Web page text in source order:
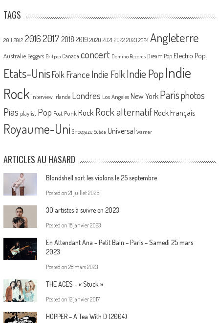
TAGS
2011 2012 20162017 2018 2019 2020 2021 2022 2023 2024 Angleterre
Australie Beggars Britpop Canada concert Domino Records Dream Pop Electro Pop
Etats-UnisFolk France Indie Folk Indie PopIndie
Rock interview Irlande Londres Los Angeles New York Parisphotos
Pias playlist Pop Post Punk Rock Rock alternatif Rock Français
Royaume-Uni Shoegaze Suède Universal Warner
ARTICLES AU HASARD
Blondshell sort les violons le 25 septembre
Posted on 21 juillet 2026
30 artistes à suivre en 2023
Posted on 18 janvier 2023
En Attendant Ana – Petit Bain – Paris – Samedi 25 mars
2023
Posted on 28 mars 2023
THE ACES – « Stuck »
Posted on 12 janvier 2017
HOPPER – A Tea With D (2004)